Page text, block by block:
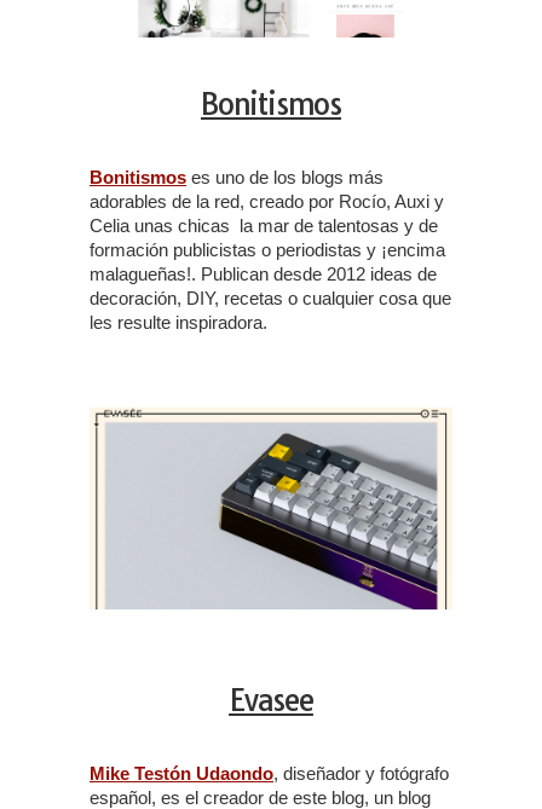
Bonitismos
Bonitismos es uno de los blogs más
adorables de la red, creado por Rocío, Auxi y
Celia unas chicas la mar de talentosas y de
formación publicistas o periodistas y ¡encima
malagueñas!. Publican desde 2012 ideas de
decoración, DIY, recetas o cualquier cosa que
les resulte inspiradora.
Evasee
Mike Testón Udaondo, diseñador y fotógrafo
español, es el creador de este blog, un blog